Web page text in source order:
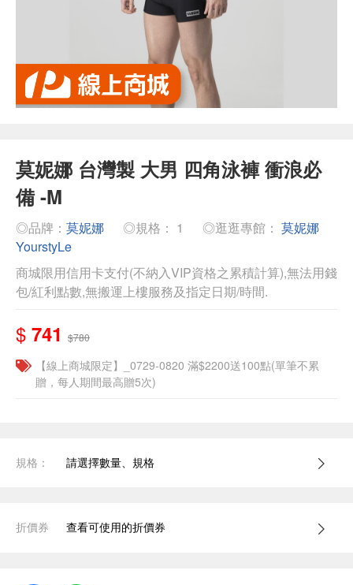
莫妮娜 台灣製 大男 四角泳褲 衝浪必
備 -M
◎品牌： 莫妮娜 ◎規格： 1 ◎逛逛專館： 莫妮娜
YourstyLe
商城限用信用卡支付(不納入VIP資格之累積計算),無法用錢
包/紅利點數,無搬運上樓服務及指定日期/時間.
$ 741 $780
【線上商城限定】_0729-0820 滿$2200送100點(單筆不累
贈，每人期間最高贈5次)
規格： 請選擇數量、規格
折價券 查看可使用的折價券